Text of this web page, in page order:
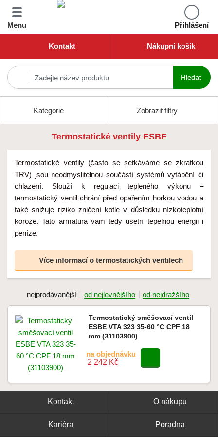
Menu Přihlášení
Kontakt Nákupní košík
Kategorie Zobrazit filtry
Termostatické ventily ESBE
Termostatické ventily (často se setkáváme se zkratkou
TRV) jsou neodmyslitelnou součástí systémů vytápění či
chlazení. Slouží k regulaci tepleného výkonu –
termostatický ventil chrání před opařením horkou vodou a
také snižuje riziko zničení kotle v důsledku nízkoteplotní
koroze. Tato armatura vám tedy ušetří tepelnou energii i
peníze.
Více informací o termostatických ventilech
nejprodávanější od nejlevnějšího od nejdražšího
Termostatický směšovací ventil
ESBE VTA 323 35-60 °C CPF 18
mm (31103900)
na objednávku
2 242 Kč
Kontakt O nákupu
Kariéra Poradna